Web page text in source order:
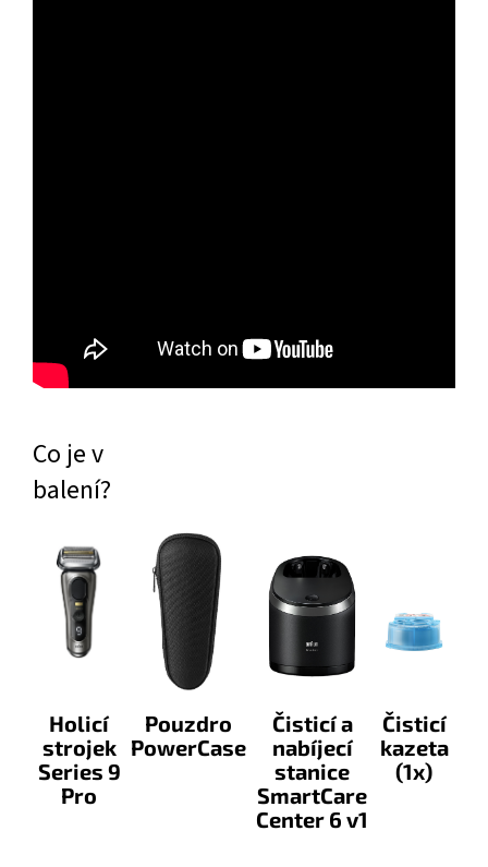
Co je v
balení?
Holicí
strojek
Series 9
Pro
Pouzdro
PowerCase
Čisticí a
nabíjecí
stanice
SmartCare
Center 6 v1
Čisticí
kazeta
(1x)